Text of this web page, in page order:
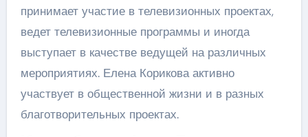
принимает участие в телевизионных проектах,
ведет телевизионные программы и иногда
выступает в качестве ведущей на различных
мероприятиях. Елена Корикова активно
участвует в общественной жизни и в разных
благотворительных проектах.